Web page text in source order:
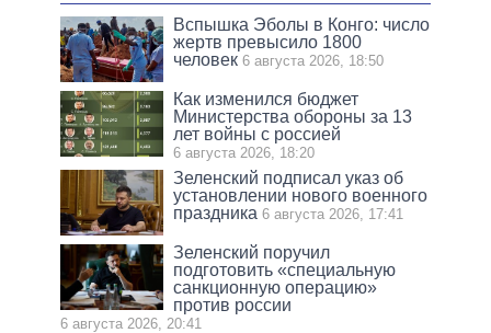
Вспышка Эболы в Конго: число
жертв превысило 1800
человек 6 августа 2026, 18:50
Как изменился бюджет
Министерства обороны за 13
лет войны с россией
6 августа 2026, 18:20
Зеленский подписал указ об
установлении нового военного
праздника 6 августа 2026, 17:41
Зеленский поручил
подготовить «специальную
санкционную операцию»
против россии
6 августа 2026, 20:41